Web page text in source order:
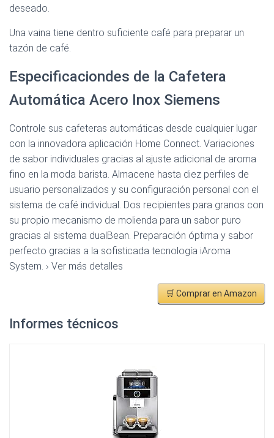
deseado.
Una vaina tiene dentro suficiente café para preparar un
tazón de café.
Especificaciondes de la Cafetera
Automática Acero Inox Siemens
Controle sus cafeteras automáticas desde cualquier lugar
con la innovadora aplicación Home Connect. Variaciones
de sabor individuales gracias al ajuste adicional de aroma
fino en la moda barista. Almacene hasta diez perfiles de
usuario personalizados y su configuración personal con el
sistema de café individual. Dos recipientes para granos con
su propio mecanismo de molienda para un sabor puro
gracias al sistema dualBean. Preparación óptima y sabor
perfecto gracias a la sofisticada tecnología iAroma
System. › Ver más detalles
🛒 Comprar en Amazon
Informes técnicos